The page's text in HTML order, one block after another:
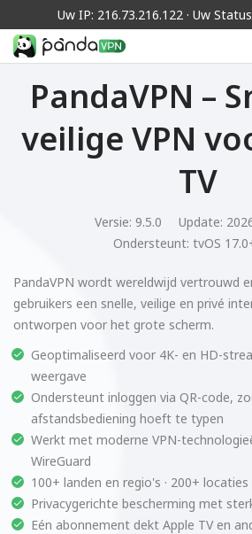
Uw IP: 216.73.216.122 · Uw
PandaVPN –
veilige VPN
TV
Versie: 9.5.0
Update:
Ondersteunt: tvOS
PandaVPN wordt wereldwijd vertrouwd
gebruikers een snelle, veilige en privé
ontworpen voor het grote scherm.
Geoptimaliseerd voor 4K- en HD-
weergave
Ondersteunt inloggen via QR-code,
afstandsbediening hoeft te typen
Werkt met moderne VPN-
WireGuard
100+ landen en regio's · 200+ locaties
Privacygerichte bescherming met
Eén abonnement dekt Apple TV en